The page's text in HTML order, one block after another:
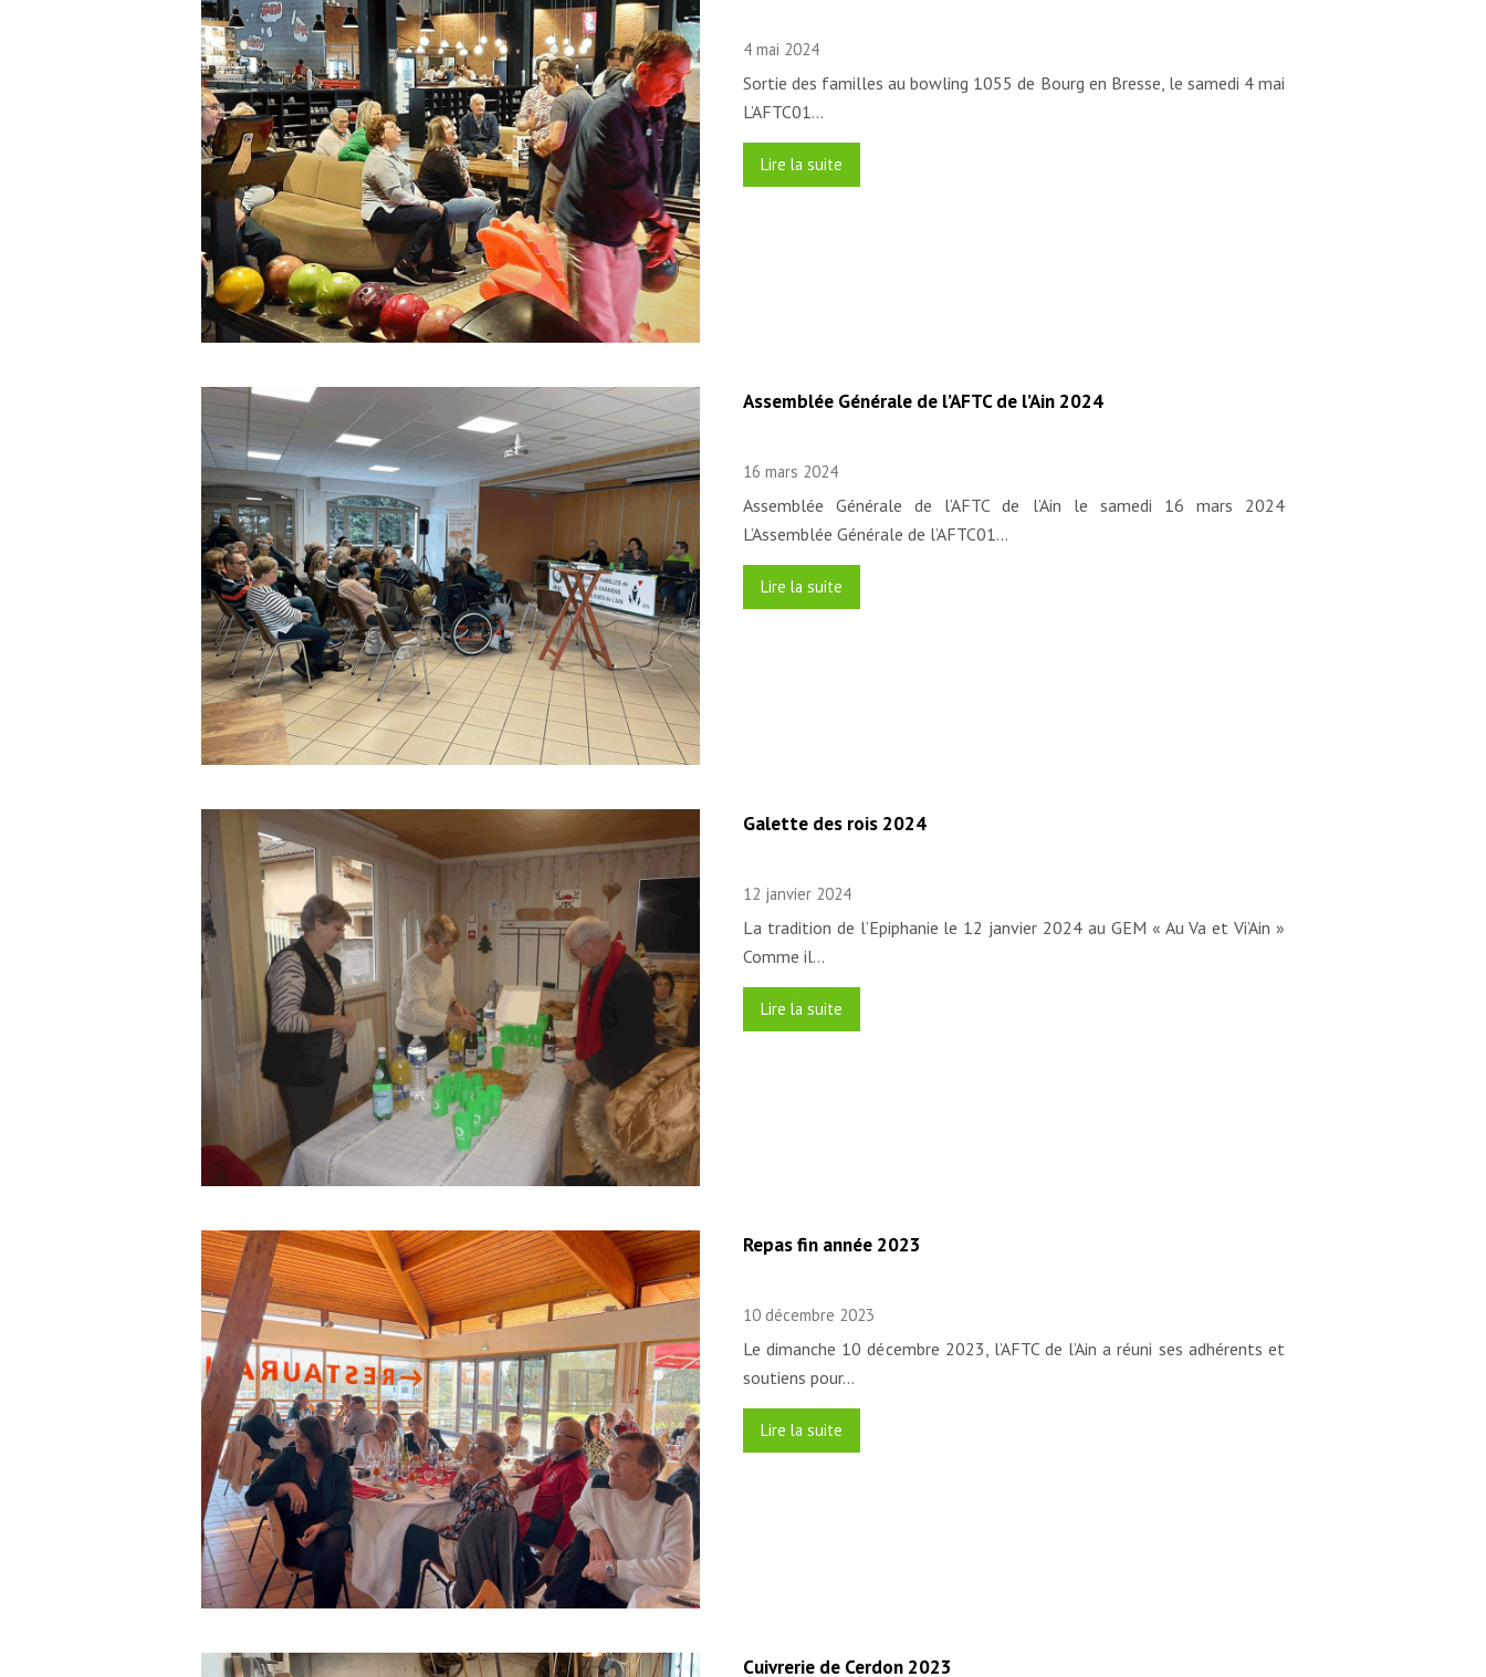
4 mai 2024
Sortie des familles au bowling 1055 de Bourg en Bresse, le samedi 4 mai
L’AFTC01…
Lire la suite
Assemblée Générale de l’AFTC de l’Ain 2024
16 mars 2024
Assemblée Générale de l’AFTC de l’Ain le samedi 16 mars 2024
L’Assemblée Générale de l’AFTC01…
Lire la suite
Galette des rois 2024
12 janvier 2024
La tradition de l’Epiphanie le 12 janvier 2024 au GEM « Au Va et Vi’Ain »
Comme il…
Lire la suite
Repas fin année 2023
10 décembre 2023
Le dimanche 10 décembre 2023, l’AFTC de l’Ain a réuni ses adhérents et
soutiens pour…
Lire la suite
Cuivrerie de Cerdon 2023